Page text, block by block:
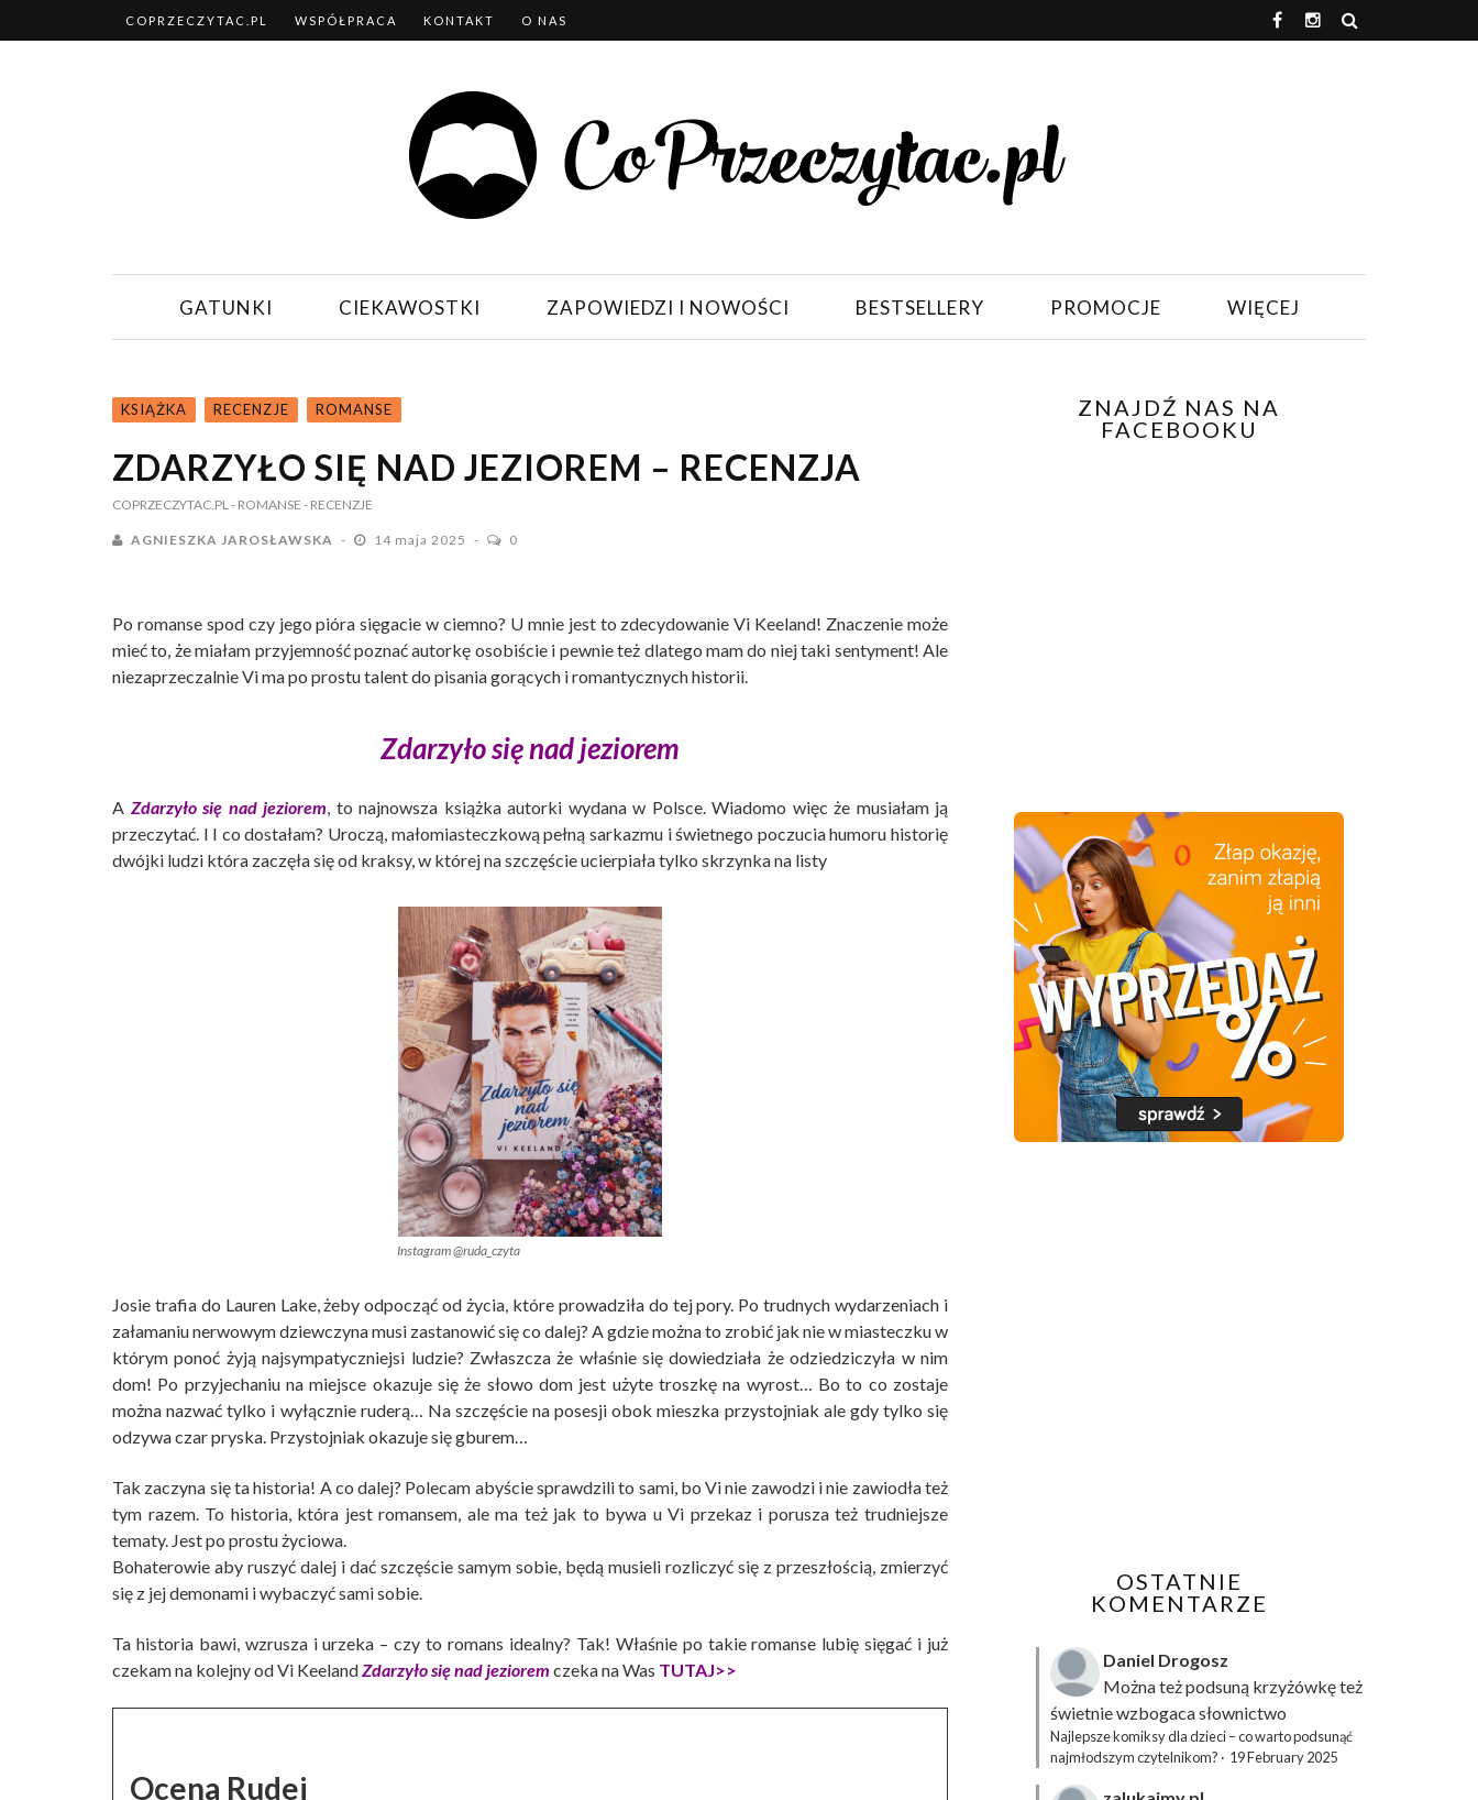
COPRZECZYTAC.PL WSPÓŁPRACA KONTAKT O NAS
GATUNKI CIEKAWOSTKI ZAPOWIEDZI I NOWOŚCI BESTSELLERY PROMOCJE WIĘCEJ
KSIĄŻKA RECENZJE ROMANSE
ZDARZYŁO SIĘ NAD JEZIOREM – RECENZJA
COPRZECZYTAC.PL- ROMANSE - RECENZJE
AGNIESZKA JAROSŁAWSKA 14 maja 2025 0
Po romanse spod czy jego pióra sięgacie w ciemno? U mnie jest to zdecydowanie Vi Keeland! Znaczenie może
mieć to, że miałam przyjemność poznać autorkę osobiście i pewnie też dlatego mam do niej taki sentyment! Ale
niezaprzeczalnie Vi ma po prostu talent do pisania gorących i romantycznych historii.
Zdarzyło się nad jeziorem
A Zdarzyło się nad jeziorem , to najnowsza książka autorki wydana w Polsce. Wiadomo więc że musiałam ją
przeczytać. I I co dostałam? Uroczą, małomiasteczkową pełną sarkazmu i świetnego poczucia humoru historię
dwójki ludzi która zaczęła się od kraksy, w której na szczęście ucierpiała tylko skrzynka na listy
Instagram @ruda_czyta
Josie trafia do Lauren Lake, żeby odpocząć od życia, które prowadziła do tej pory. Po trudnych wydarzeniach i
załamaniu nerwowym dziewczyna musi zastanowić się co dalej? A gdzie można to zrobić jak nie w miasteczku w
którym ponoć żyją najsympatyczniejsi ludzie? Zwłaszcza że właśnie się dowiedziała że odziedziczyła w nim
dom! Po przyjechaniu na miejsce okazuje się że słowo dom jest użyte troszkę na wyrost… Bo to co zostaje
można nazwać tylko i wyłącznie ruderą… Na szczęście na posesji obok mieszka przystojniak ale gdy tylko się
odzywa czar pryska. Przystojniak okazuje się gburem…
Tak zaczyna się ta historia! A co dalej? Polecam abyście sprawdzili to sami, bo Vi nie zawodzi i nie zawiodła też
tym razem. To historia, która jest romansem, ale ma też jak to bywa u Vi przekaz i porusza też trudniejsze
tematy. Jest po prostu życiowa.
Bohaterowie aby ruszyć dalej i dać szczęście samym sobie, będą musieli rozliczyć się z przeszłością, zmierzyć
się z jej demonami i wybaczyć sami sobie.
Ta historia bawi, wzrusza i urzeka – czy to romans idealny? Tak! Właśnie po takie romanse lubię sięgać i już
czekam na kolejny od Vi Keeland Zdarzyło się nad jeziorem czeka na Was TUTAJ>>
Ocena Rudej
ZNAJDŹ NAS NA
FACEBOOKU
OSTATNIE
KOMENTARZE
Daniel Drogosz
Można też podsuną krzyżówkęteż
świetnie wzbogaca słownictwo
Najlepsze komiksy dla dzieci – co warto podsunąć
najmłodszym czytelnikom? · 19 February 2025